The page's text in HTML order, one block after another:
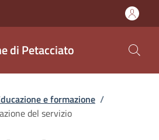
di Petacciato
e formazione /
del servizio